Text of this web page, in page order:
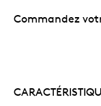
Commandez